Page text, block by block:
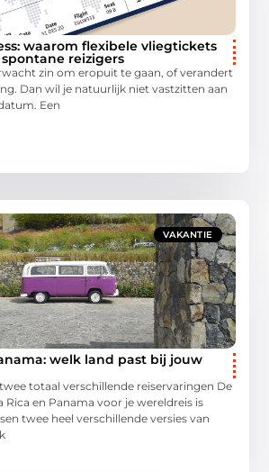
waarom flexibele vliegtickets
reizigers
zin om eropuit te gaan, of verandert
Dan wil je natuurlijk niet vastzitten aan
Een
VAKANTIE
welk land past bij jouw
totaal verschillende reiservaringen De
Rica en Panama voor je wereldreis is
twee heel verschillende versies van